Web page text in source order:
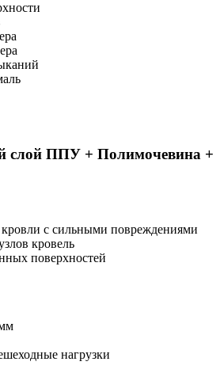
слой ППУ + Полимочевина +
с сильными повреждениями
кровель
поверхностей
нагрузки